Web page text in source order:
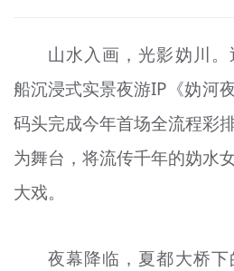
文明培育
未成年人思想道德建设
榜样人物
身边好人
北京宣传文化引导基金
山水入画，光影妫川
船沉浸式实景夜游IP《妫河
码头完成今年首场全流程彩
为舞台，将流传千年的妫水
大戏。
夜幕降临，夏都大桥